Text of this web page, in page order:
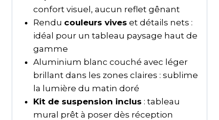
confort visuel, aucun reflet gênant
Rendu couleurs vives et détails nets :
idéal pour un tableau paysage haut de
gamme
Aluminium blanc couché avec léger
brillant dans les zones claires : sublime
la lumière du matin doré
Kit de suspension inclus : tableau
mural prêt à poser dès réception